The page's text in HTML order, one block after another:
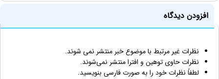
افزودن دیدگاه
نظرات غیر مرتبط با موضوع خبر منتشر نمی شوند.
نظرات حاوی توهین و افترا منتشر نمی‌شوند.
لطفاً نظرات خود را به صورت فارسی بنویسید.